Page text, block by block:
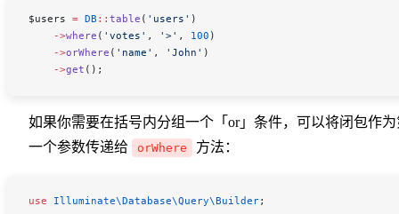
$users = DB :: table ( 'users' )
    ->
where ( 'votes' , '>' , 100 )
    ->
orWhere ( 'name' , 'John' )
    ->
get ();
如果你需要在括号内分组一个「or」条件，可以将闭包作为
一个参数传递给
orWhere 方法：
use Illuminate\Database\Query\Builder;